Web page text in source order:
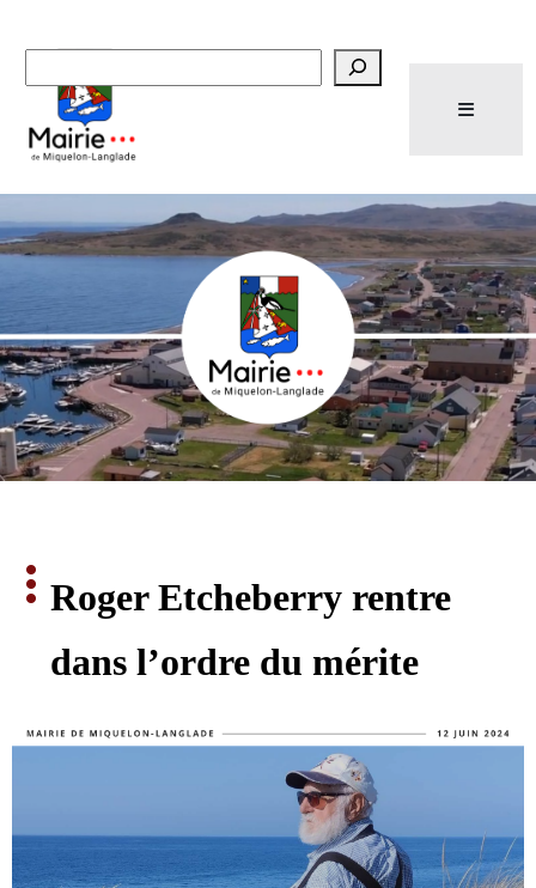
Roger Etcheberry rentre
dans l’ordre du mérite